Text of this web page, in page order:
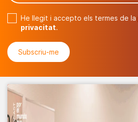
He llegit i accepto els termes de la
privacitat.